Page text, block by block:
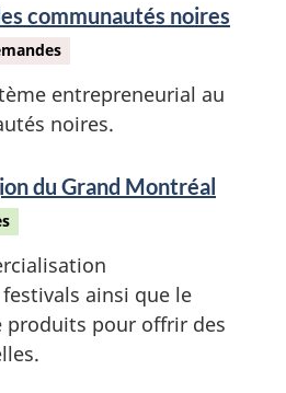
communautés noires
entrepreneurial au
noires.
du Grand Montréal
ainsi que le
produits pour offrir des